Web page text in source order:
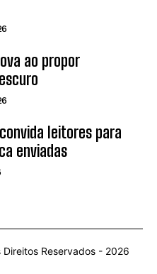
ao propor
leitores para
enviadas
Reservados - 2026